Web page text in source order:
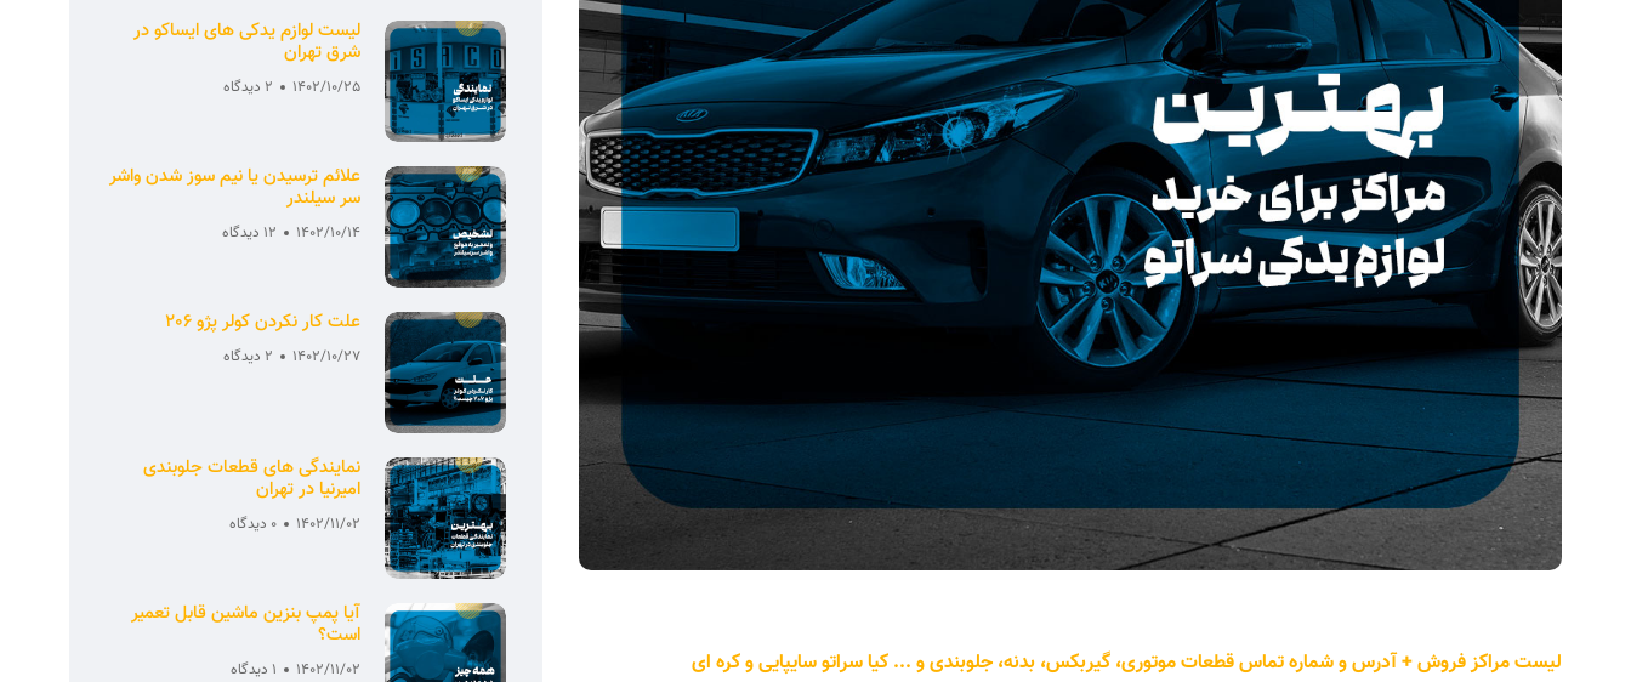
لیست مراکز فروش + آدرس و شماره تماس قطعات موتوری، گیربکس، بدنه، جلوبندی و ... کیا سراتو سایپایی و کره ای
لیست لوازم یدکی های ایساکو در
شرق تهران
1402/10/25 2 دیدگاه
علائم ترسیدن یا نیم سوز شدن واشر
سر سیلندر
1402/10/14 12 دیدگاه
علت کار نکردن کولر پژو 206
1402/10/27 2 دیدگاه
نمایندگی های قطعات جلوبندی
امیرنیا در تهران
1402/11/02 0 دیدگاه
آیا پمپ بنزین ماشین قابل تعمیر
است؟
1402/11/02 1 دیدگاه